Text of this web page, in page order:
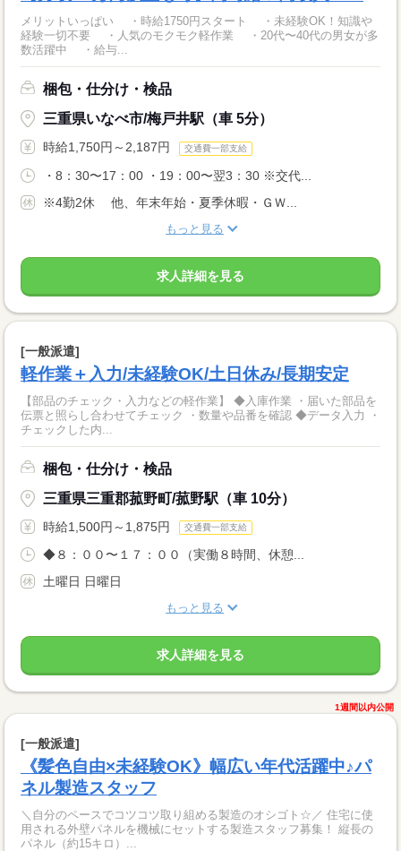
メリットいっぱい ・時給1750円スタート ・未経験OK！知識や
経験一切不要 ・人気のモクモク軽作業 ・20代〜40代の男女が多
数活躍中 ・給与...
梱包・仕分け・検品
三重県いなべ市/梅戸井駅（車 5分）
時給1,750円～2,187円 交通費一部支給
・8：30〜17：00 ・19：00〜翌3：30 ※交代...
※4勤2休 他、年末年始・夏季休暇・ＧＷ...
もっと見る
求人詳細を見る
[一般派遣]
軽作業＋入力/未経験OK/土日休み/長期安定
【部品のチェック・入力などの軽作業】 ◆入庫作業 ・届いた部品を
伝票と照らし合わせてチェック ・数量や品番を確認 ◆データ入力 ・
チェックした内...
梱包・仕分け・検品
三重県三重郡菰野町/菰野駅（車 10分）
時給1,500円～1,875円 交通費一部支給
◆８：００〜１７：００（実働８時間、休憩...
土曜日 日曜日
もっと見る
求人詳細を見る
1週間以内公開
[一般派遣]
《髪色自由×未経験OK》幅広い年代活躍中♪パ
ネル製造スタッフ
＼自分のペースでコツコツ取り組める製造のオシゴト☆／ 住宅に使
用される外壁パネルを機械にセットする製造スタッフ募集！ 縦長の
パネル（約15キロ）...